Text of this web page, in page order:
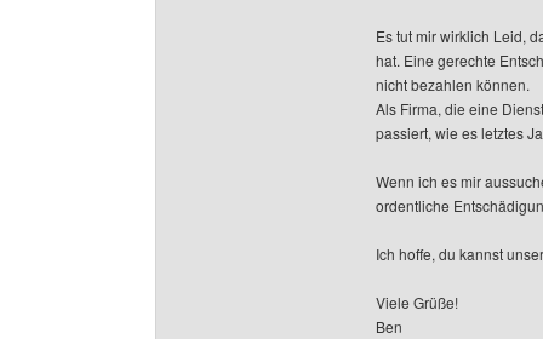
Es tut mir wirklich Leid,
hat. Eine gerechte
nicht bezahlen können.
Als Firma, die eine
passiert, wie es letztes
Wenn ich es mir
ordentliche
Ich hoffe, du kannst
Viele Grüße!
Ben